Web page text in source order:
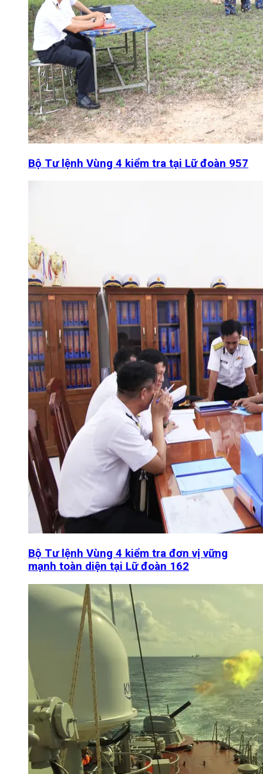
Bộ Tư lệnh Vùng 4 kiểm tra tại Lữ đoàn 957
Bộ Tư lệnh Vùng 4 kiểm tra đơn vị vững
mạnh toàn diện tại Lữ đoàn 162